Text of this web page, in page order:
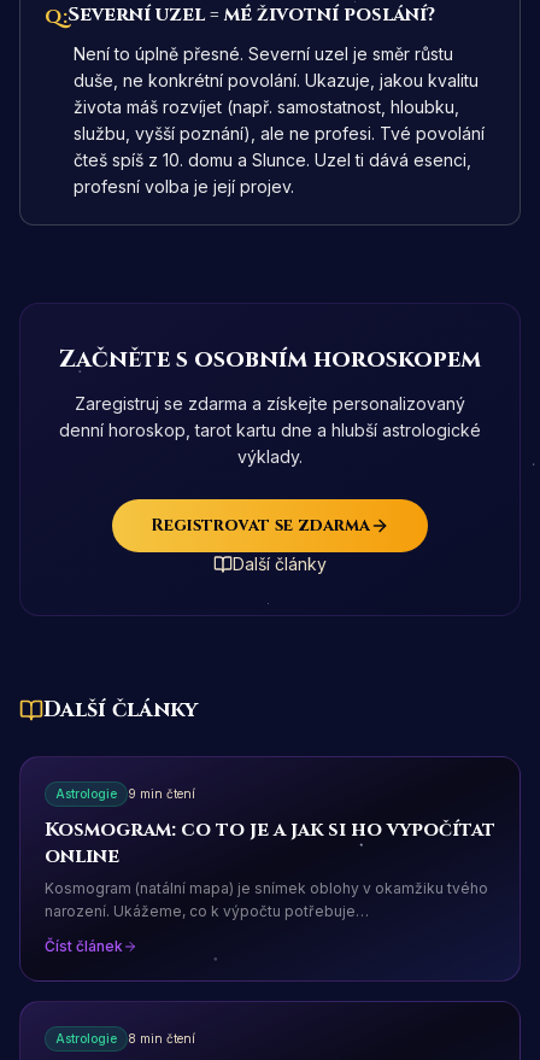
Q:Severní uzel = mé životní poslání?
Není to úplně přesné. Severní uzel je směr růstu
duše, ne konkrétní povolání. Ukazuje, jakou kvalitu
života máš rozvíjet (např. samostatnost, hloubku,
službu, vyšší poznání), ale ne profesi. Tvé povolání
čteš spíš z 10. domu a Slunce. Uzel ti dává esenci,
profesní volba je její projev.
Začněte s osobním horoskopem
Zaregistruj se zdarma a získejte personalizovaný
denní horoskop, tarot kartu dne a hlubší astrologické
výklady.
Registrovat se zdarma
Další články
Další články
Astrologie 9 min čtení
Kosmogram: co to je a jak si ho vypočítat
online
Kosmogram (natální mapa) je snímek oblohy v okamžiku tvého
narození. Ukážeme, co k výpočtu potřebuje…
Číst článek
Astrologie 8 min čtení